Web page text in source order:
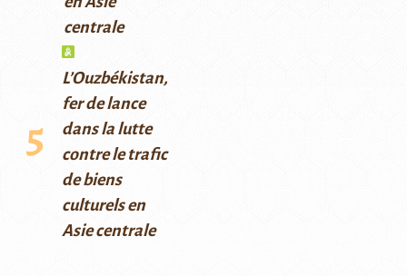
centrale
L’Ouzbékistan,
fer de lance
dans la lutte
contre le trafic
de biens
culturels en
Asie centrale